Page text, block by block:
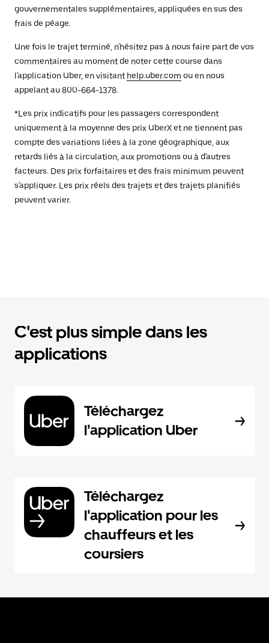
gouvernementales supplémentaires, appliquées en sus des
frais de péage.
Une fois le trajet terminé, n'hésitez pas à nous faire part de vos
commentaires au moment de noter cette course dans
l'application Uber, en visitant help.uber.com ou en nous
appelant au 800-664-1378.
*Les prix indicatifs pour les passagers correspondent
uniquement à la moyenne des prix UberX et ne tiennent pas
compte des variations liées à la zone géographique, aux
retards liés à la circulation, aux promotions ou à d'autres
facteurs. Des prix forfaitaires et des frais minimum peuvent
s'appliquer. Les prix réels des trajets et des trajets planifiés
peuvent varier.
C'est plus simple dans les
applications
Téléchargez
l'application Uber
Téléchargez
l'application pour les
chauffeurs et les
coursiers